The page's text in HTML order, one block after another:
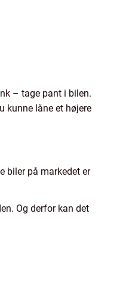
– tage pant i bilen.
kunne låne et højere
biler på markedet er
Og derfor kan det